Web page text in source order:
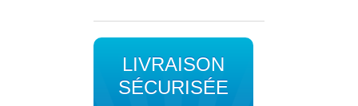
LIVRAISON
SÉCURISÉE